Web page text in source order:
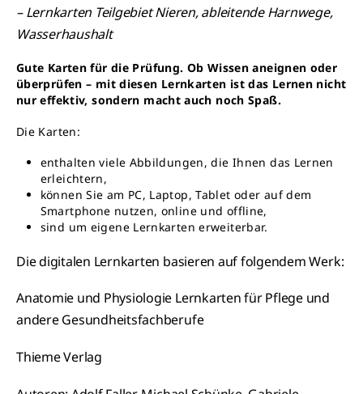
– Lernkarten Teilgebiet Nieren, ableitende Harnwege,
Wasserhaushalt
Gute Karten für die Prüfung. Ob Wissen aneignen oder
überprüfen – mit diesen Lernkarten ist das Lernen nicht
nur effektiv, sondern macht auch noch Spaß.
Die Karten:
enthalten viele Abbildungen, die Ihnen das Lernen
erleichtern,
können Sie am PC, Laptop, Tablet oder auf dem
Smartphone nutzen, online und offline,
sind um eigene Lernkarten erweiterbar.
Die digitalen Lernkarten basieren auf folgendem Werk:
Anatomie und Physiologie Lernkarten für Pflege und
andere Gesundheitsfachberufe
Thieme Verlag